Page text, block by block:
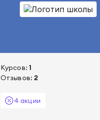
Курсов:1
Отзывов: 2
4 акции